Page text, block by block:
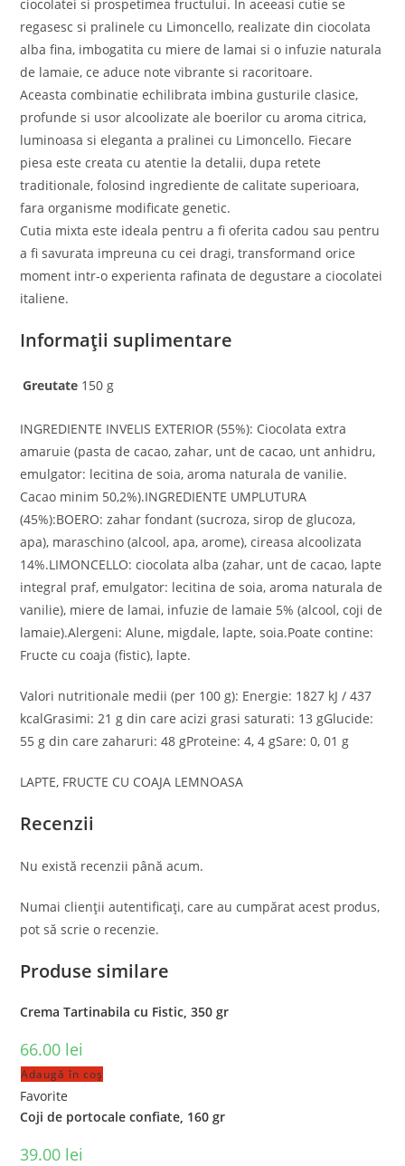
ciocolatei si prospetimea fructului. In aceeasi cutie se
regasesc si pralinele cu Limoncello, realizate din ciocolata
alba fina, imbogatita cu miere de lamai si o infuzie naturala
de lamaie, ce aduce note vibrante si racoritoare.
Aceasta combinatie echilibrata imbina gusturile clasice,
profunde si usor alcoolizate ale boerilor cu aroma citrica,
luminoasa si eleganta a pralinei cu Limoncello. Fiecare
piesa este creata cu atentie la detalii, dupa retete
traditionale, folosind ingrediente de calitate superioara,
fara organisme modificate genetic.
Cutia mixta este ideala pentru a fi oferita cadou sau pentru
a fi savurata impreuna cu cei dragi, transformand orice
moment intr-o experienta rafinata de degustare a ciocolatei
italiene.
Informații suplimentare
Greutate 150 g
INGREDIENTE INVELIS EXTERIOR (55%): Ciocolata extra
amaruie (pasta de cacao, zahar, unt de cacao, unt anhidru,
emulgator: lecitina de soia, aroma naturala de vanilie.
Cacao minim 50,2%).INGREDIENTE UMPLUTURA
(45%):BOERO: zahar fondant (sucroza, sirop de glucoza,
apa), maraschino (alcool, apa, arome), cireasa alcoolizata
14%.LIMONCELLO: ciocolata alba (zahar, unt de cacao, lapte
integral praf, emulgator: lecitina de soia, aroma naturala de
vanilie), miere de lamai, infuzie de lamaie 5% (alcool, coji de
lamaie).Alergeni: Alune, migdale, lapte, soia.Poate contine:
Fructe cu coaja (fistic), lapte.
Valori nutritionale medii (per 100 g): Energie: 1827 kJ / 437
kcalGrasimi: 21 g din care acizi grasi saturati: 13 gGlucide:
55 g din care zaharuri: 48 gProteine: 4, 4 gSare: 0, 01 g
LAPTE, FRUCTE CU COAJA LEMNOASA
Recenzii
Nu există recenzii până acum.
Numai clienții autentificați, care au cumpărat acest produs,
pot să scrie o recenzie.
Produse similare
Crema Tartinabila cu Fistic, 350 gr
66.00 lei
Adaugă în coș
Favorite
Coji de portocale confiate, 160 gr
39.00 lei